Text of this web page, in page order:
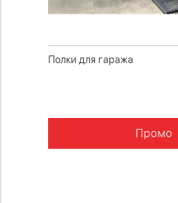
Полки для гаража
Промо